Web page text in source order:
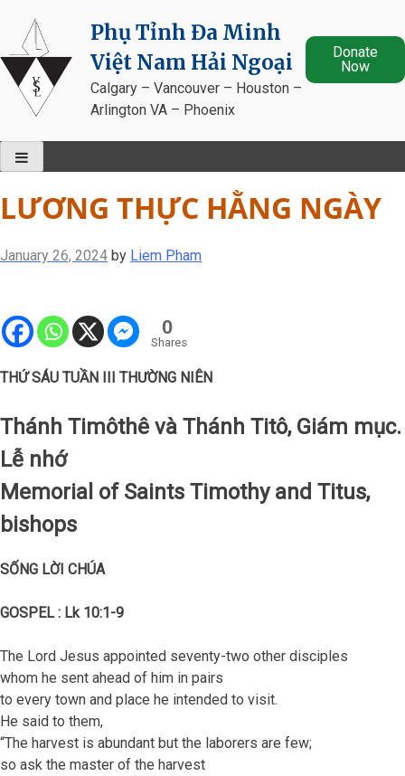
content
Phụ Tỉnh Đa Minh
Việt Nam Hải Ngoại
Calgary – Vancouver – Houston –
Arlington VA – Phoenix
Donate
Now
LƯƠNG THỰC HẰNG NGÀY
January 26, 2024 by Liem Pham
0
Shares
THỨ SÁU TUẦN III THƯỜNG NIÊN
Thánh Timôthê và Thánh Titô, Giám mục.
Lễ nhớ
Memorial of Saints Timothy and Titus,
bishops
SỐNG LỜI CHÚA
GOSPEL : Lk 10:1-9
The Lord Jesus appointed seventy-two other disciples
whom he sent ahead of him in pairs
to every town and place he intended to visit.
He said to them,
“The harvest is abundant but the laborers are few;
so ask the master of the harvest